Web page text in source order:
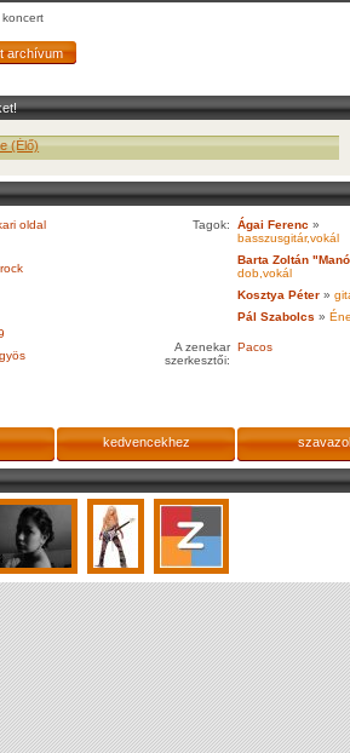
koncert
oldal
Tagok: Ágai Ferenc »
basszusgitár,vokál
Barta Zoltán
dob,vokál
Kosztya Péter »
Pál Szabolcs »
A zenekar
szerkesztői:
Pacos
kedvencekhez